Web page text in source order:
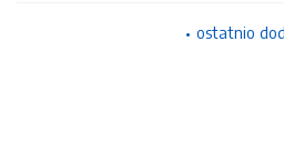
ostatnio